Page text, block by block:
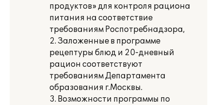
продуктов» для контроля рациона
питания на соответствие
требованиям Роспотребнадзора,
2. Заложенные в программе
рецептуры блюд и 20-дневный
рацион соответствуют
требованиям Департамента
образования г.Москвы.
3. Возможности программы по